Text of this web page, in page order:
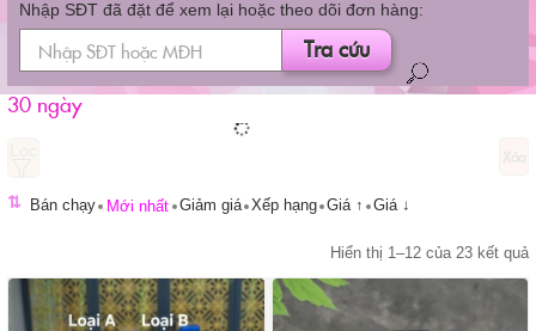
Nhập SĐT đã đặt để xem lại hoặc theo dõi đơn hàng:
Tra cứu
30 ngày
⇅ Bán chạy Mới nhất Giảm giá Xếp hạng Giá ↑ Giá ↓
Hiển thị 1–12 của 23 kết quả